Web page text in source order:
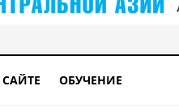
ОБУЧЕНИЕ